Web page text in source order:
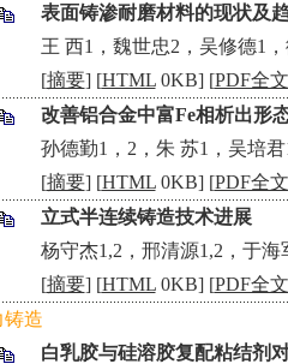
表面铸渗耐磨材料的现状及
王 西1，魏世忠2，吴修德1
[摘要] [HTML0KB] [PDF全文
改善铝合金中富Fe相析出形
孙德勤1，2，朱 苏1，吴培君
[摘要] [HTML0KB] [PDF全文
立式半连续铸造技术进展
杨守杰1,2，邢清源1,2，于海
[摘要] [HTML0KB] [PDF全文
铸造
白乳胶与硅溶胶复配粘结剂